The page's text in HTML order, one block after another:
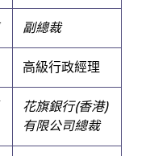
副總裁
高級行政經理
花旗銀行(香港)
有限公司總裁